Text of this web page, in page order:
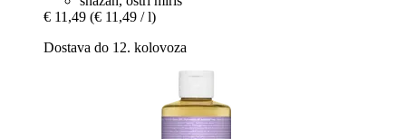
€ 11,49 (€ 11,49 / l)
Dostava do 12. kolovoza